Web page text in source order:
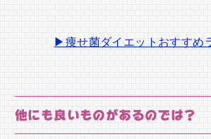
▶痩せ菌ダイエットおすすめ
他にも良いものがあるのでは？